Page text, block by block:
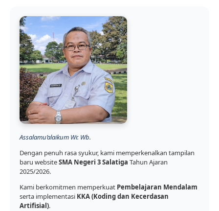
Assalamu’alaikum Wr. Wb.
Dengan penuh rasa syukur, kami memperkenalkan tampilan
baru websiteSMA Negeri 3 Salatiga Tahun Ajaran
2025/2026.
Kami berkomitmen memperkuat Pembelajaran Mendalam
serta implementasi KKA (Koding dan Kecerdasan
Artifisial).